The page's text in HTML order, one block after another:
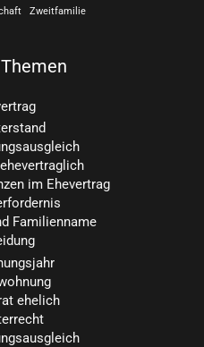
Zweitfamilie
im Ehevertrag
Familienname
ehelich